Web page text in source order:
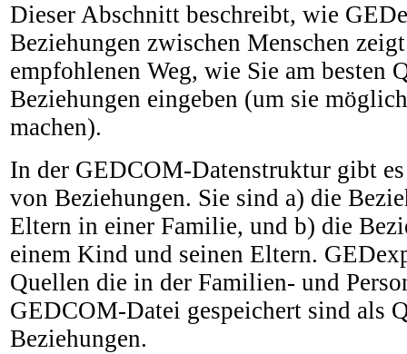
Dieser Abschnitt beschreibt, wie
Beziehungen zwischen Menschen
empfohlenen Weg, wie Sie am besten
Beziehungen eingeben (um sie
machen).
In der GEDCOM-Datenstruktur gibt
von Beziehungen. Sie sind a) die
Eltern in einer Familie, und b) die
einem Kind und seinen Eltern.
Quellen die in der Familien- und
GEDCOM-Datei gespeichert sind als
Beziehungen.